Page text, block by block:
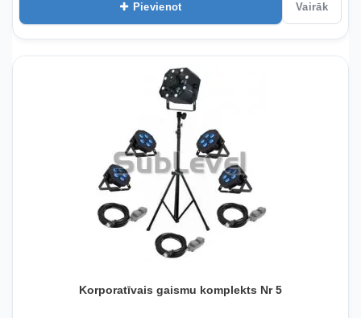
Pievienot Vairāk
Korporatīvais gaismu komplekts Nr 5